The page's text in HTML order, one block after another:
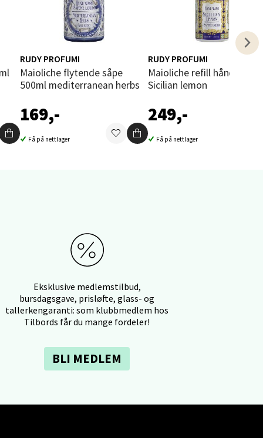
RUDY PROFUMI
Maioliche flytende såpe
500ml mediterranean herbs
169,-
Få på nettlager
RUDY PROFUMI
Maioliche refill håndsåpe 1L
Sicilian lemon
249,-
Få på nettlager
Eksklusive medlemstilbud,
bursdagsgave, prisløfte, glass- og
tallerkengaranti: som klubbmedlem hos
Tilbords får du mange fordeler!
BLI MEDLEM